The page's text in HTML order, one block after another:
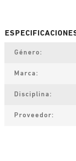
Género
Marca
Disciplina
Proveedor